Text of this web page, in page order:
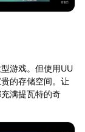
游戏。但使用UU
的存储空间。让
满提瓦特的奇